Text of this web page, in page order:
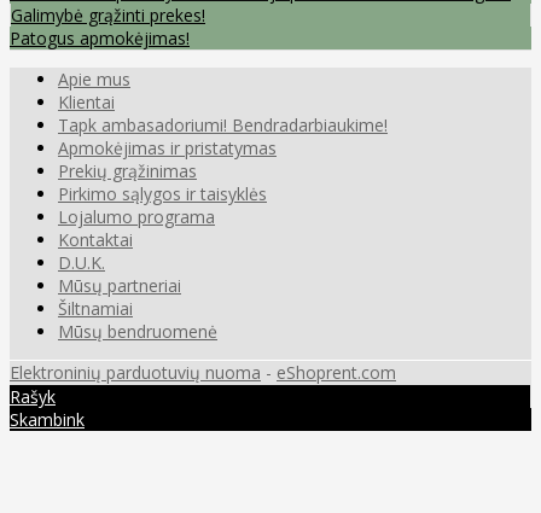
Galimybė grąžinti prekes!
Patogus apmokėjimas!
Apie mus
Klientai
Tapk ambasadoriumi! Bendradarbiaukime!
Apmokėjimas ir pristatymas
Prekių grąžinimas
Pirkimo sąlygos ir taisyklės
Lojalumo programa
Kontaktai
D.U.K.
Mūsų partneriai
Šiltnamiai
Mūsų bendruomenė
Elektroninių parduotuvių nuoma - eShoprent.com
Rašyk
Skambink